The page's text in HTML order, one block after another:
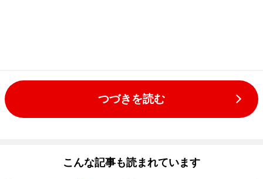
つづきを読む
こんな記事も読まれています